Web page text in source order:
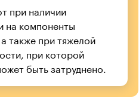
при наличии
на компоненты
также при тяжелой
при которой
быть затруднено.